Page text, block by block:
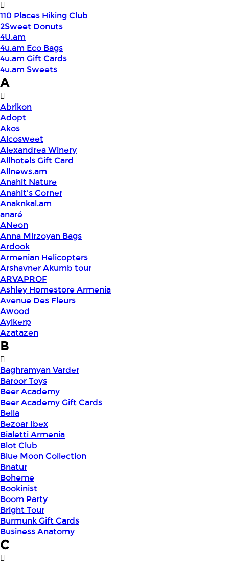
110 Places Hiking Club
2Sweet Donuts
4U.am
4u.am Eco Bags
4u.am Gift Cards
4u.am Sweets
A
Abrikon
Adopt
Akos
Alcosweet
Alexandrea Winery
Allhotels Gift Card
Allnews.am
Anahit Nature
Anahit's Corner
Anaknkal.am
anaré
ANeon
Anna Mirzoyan Bags
Ardook
Armenian Helicopters
Arshavner Akumb tour
ARVAPROF
Ashley Homestore Armenia
Avenue Des Fleurs
Awood
Aylkerp
Azatazen
B
Baghramyan Varder
Baroor Toys
Beer Academy
Beer Academy Gift Cards
Bella
Bezoar Ibex
Bialetti Armenia
Blot Club
Blue Moon Collection
Bnatur
Boheme
Bookinist
Boom Party
Bright Tour
Burmunk Gift Cards
Business Anatomy
C